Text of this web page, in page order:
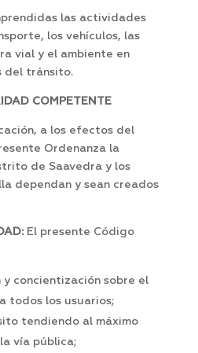
las actividades
los vehículos, las
vial y el ambiente en
del tránsito.
COMPETENTE
a los efectos del
Ordenanza la
de Saavedra y los
dependan y sean creados
El presente Código
y concientización sobre el
todos los usuarios;
tendiendo al máximo
vía pública;